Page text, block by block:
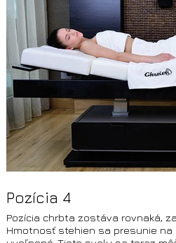
Pozícia 4
Pozícia chrbta zostáva rovnaká,
Hmotnosť stehien sa presunie